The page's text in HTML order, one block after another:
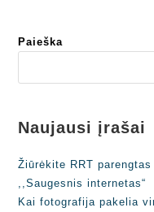
Paieška
Naujausi įrašai
Žiūrėkite RRT
,,Saugesnis internetas“
Kai fotografija pakelia